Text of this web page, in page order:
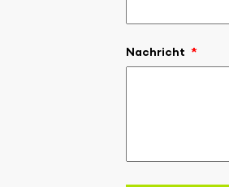
Nachricht *